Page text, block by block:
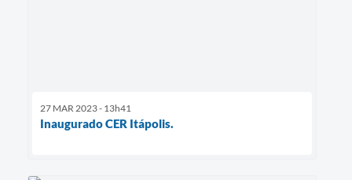
27 MAR 2023 - 13h41
Inaugurado CER Itápolis.